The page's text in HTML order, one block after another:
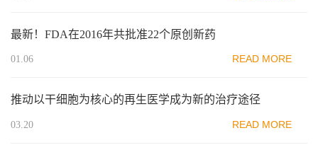
最新！FDA在2016年共批准22个原创新药
01.06 READ MORE
推动以干细胞为核心的再生医学成为新的治疗途径
03.20 READ MORE